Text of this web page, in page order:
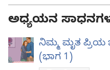
ಅಧ್ಯಯನ
ನಿಮ್ಮ ಮೃತ ಪ್ರಿಯ
(ಭಾಗ 1)